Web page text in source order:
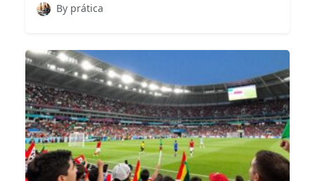
By prática